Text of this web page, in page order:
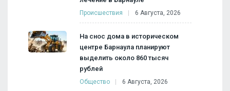
Происшествия 6 Августа, 2026
На снос дома в историческом
центре Барнаула планируют
выделить около 860 тысяч
рублей
Общество 6 Августа, 2026